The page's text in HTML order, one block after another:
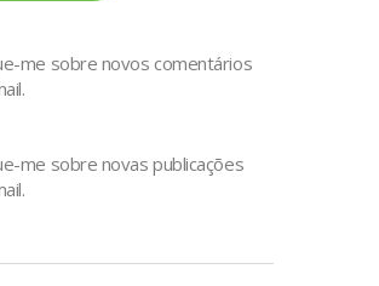
me sobre novos comentários
me sobre novas publicações